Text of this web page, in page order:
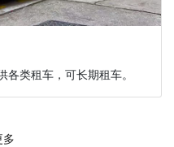
类租车，可长期租车。
多